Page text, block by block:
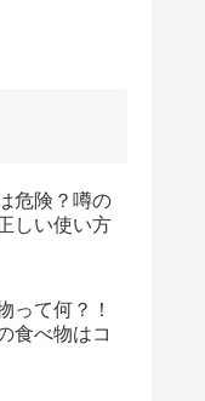
危険？噂の
しい使い方
って何？！
食べ物はコ